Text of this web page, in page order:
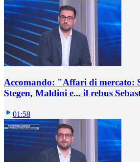
Accomando: "Affari di mercato:
Stegen, Maldini e... il rebus
01:58